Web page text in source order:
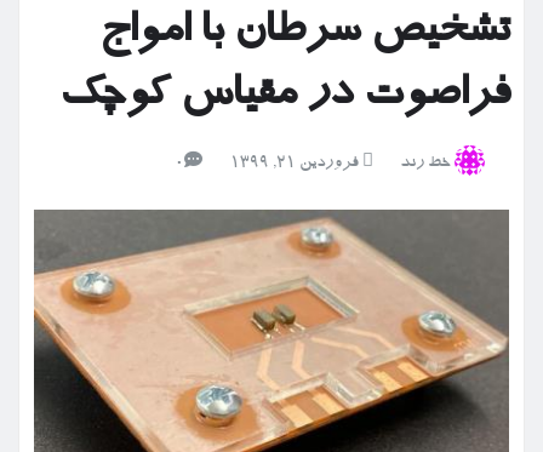
تشخیص سرطان با امواج
فراصوت در مقیاس کوچک
خط رند فروردین ۲۱, ۱۳۹۹ 0